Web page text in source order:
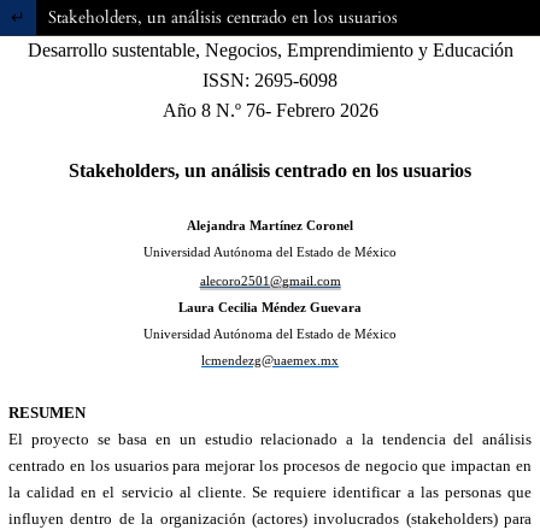
Volver a los detalles del artículo
Stakeholders, un análisis centrado en los usuarios